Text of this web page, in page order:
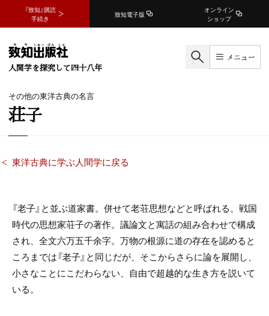
『致知』購読
手続き
致知電子版
オンライン
ショップ
人間学を探究して四十八年
メニュー
その他の東洋古典の名言
荘子
東洋古典に学ぶ人間学に戻る
『老子』と並ぶ道家書。併せて老荘思想などと呼ばれる。戦国
時代の思想家荘子の著作。議論文と寓話の組み合わせで構成
され、全文六万五千余字。万物の根源に道の存在を認めると
ころまでは『老子』と同じだが、そこからさらに論を展開し、
小さなことにこだわらない、自由で超越的な生き方を説いて
いる。